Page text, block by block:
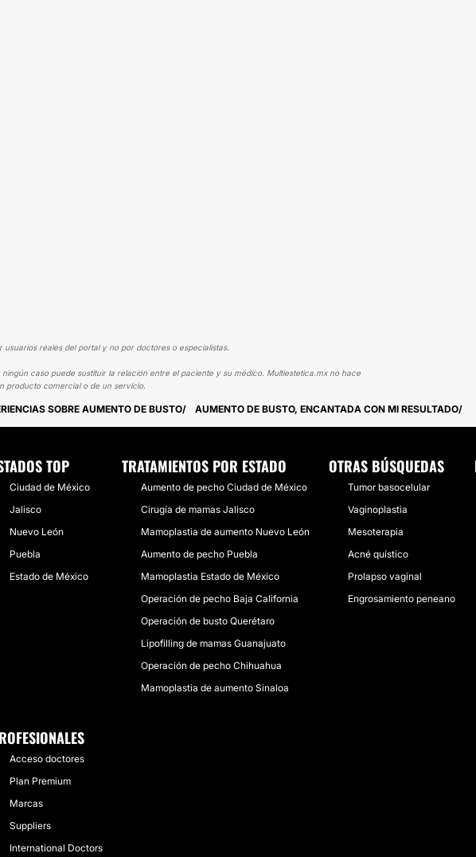
reales del portal y no por doctores o especialistas.
caso puede sustituir la relación entre el paciente y su médico. Multiestetica.mx no hace
producto comercial o de un servicio.
SOBRE AUMENTO DE BUSTO AUMENTO DE BUSTO, ENCANTADA CON MI RESULTADO
TOP
Ciudad de México
Jalisco
Nuevo León
Puebla
Estado de México
TRATAMIENTOS POR ESTADO
Aumento de pecho Ciudad de México
Cirugía de mamas Jalisco
Mamoplastia de aumento Nuevo León
Aumento de pecho Puebla
Mamoplastia Estado de México
Operación de pecho Baja California
Operación de busto Querétaro
Lipofilling de mamas Guanajuato
Operación de pecho Chihuahua
Mamoplastia de aumento Sinaloa
OTRAS BÚSQUEDAS
Tumor basocelular
Vaginoplastia
Mesoterapia
Acné quístico
Prolapso vaginal
Engrosamiento peneano
Acceso doctores
Plan Premium
Marcas
Suppliers
International Doctors